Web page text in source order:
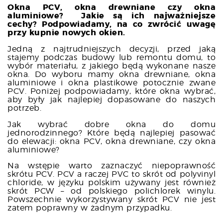
Okna PCV, okna drewniane czy okna
aluminiowe? Jakie są ich najważniejsze
cechy? Podpowiadamy, na co zwrócić uwagę
przy kupnie nowych okien.
Jedną z najtrudniejszych decyzji, przed jaką
stajemy podczas budowy lub remontu domu, to
wybór materiału, z jakiego będą wykonane nasze
okna. Do wyboru mamy okna drewniane, okna
aluminiowe i okna plastikowe potocznie zwane
PCV. Poniżej podpowiadamy, które okna wybrać,
aby były jak najlepiej dopasowane do naszych
potrzeb.
Jak wybrać dobre okna do domu
jednorodzinnego? Które będą najlepiej pasować
do elewacji: okna PCV, okna drewniane, czy okna
aluminiowe?
Na wstępie warto zaznaczyć niepoprawność
skrótu PCV. PCV a raczej PVC to skrót od polyvinyl
chloride, w języku polskim używany jest również
skrót PCW – od polskiego polichlorek winylu.
Powszechnie wykorzystywany skrót PCV nie jest
zatem poprawny w żadnym przypadku.